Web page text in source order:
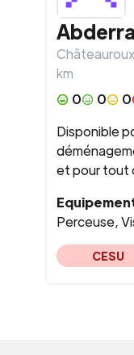
Châteauroux
km
0
0 0
Disponible
et pour tout
Perceuse,
CESU